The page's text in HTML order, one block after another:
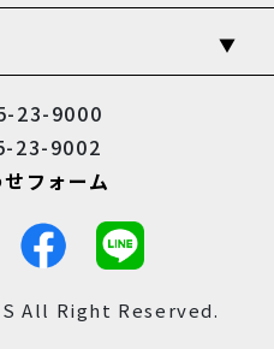
23-9000
23-9002
フォーム
All Right Reserved.